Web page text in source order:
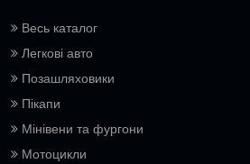
Весь каталог
Легкові авто
Позашляховики
Пікапи
Мінівени та фургони
Мотоцикли